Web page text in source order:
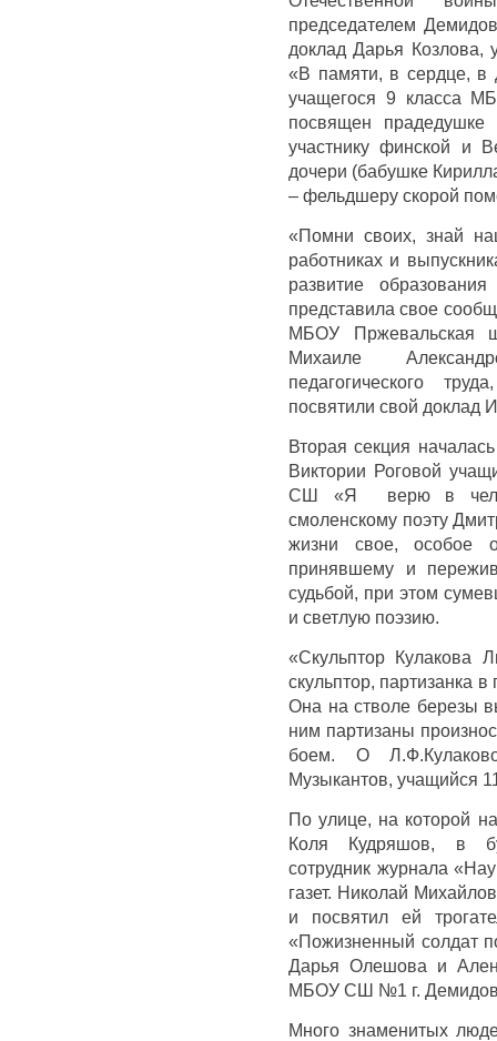
председателем
доклад Дарья
«В памяти, в сердце, в
учащегося 9 класса
посвящен прадедушке
участнику финской и
дочери (бабушке
– фельдшеру скорой
«Помни своих, знай
работниках и
развитие
представила свое
МБОУ Пржевальская
Михаиле
педагогического
посвятили свой доклад
Вторая секция
Виктории Роговой
СШ «Я верю в
смоленскому поэту
жизни свое, особое
принявшему и
судьбой, при этом
и светлую поэзию.
«Скульптор Кулакова
скульптор, партизанка
Она на стволе березы
ним партизаны
боем. О
Музыкантов, учащийся
По улице, на которой
Коля Кудряшов, в
сотрудник журнала
газет. Николай
и посвятил ей
«Пожизненный солдат
Дарья Олешова и
МБОУ СШ №1 г.
Много знаменитых